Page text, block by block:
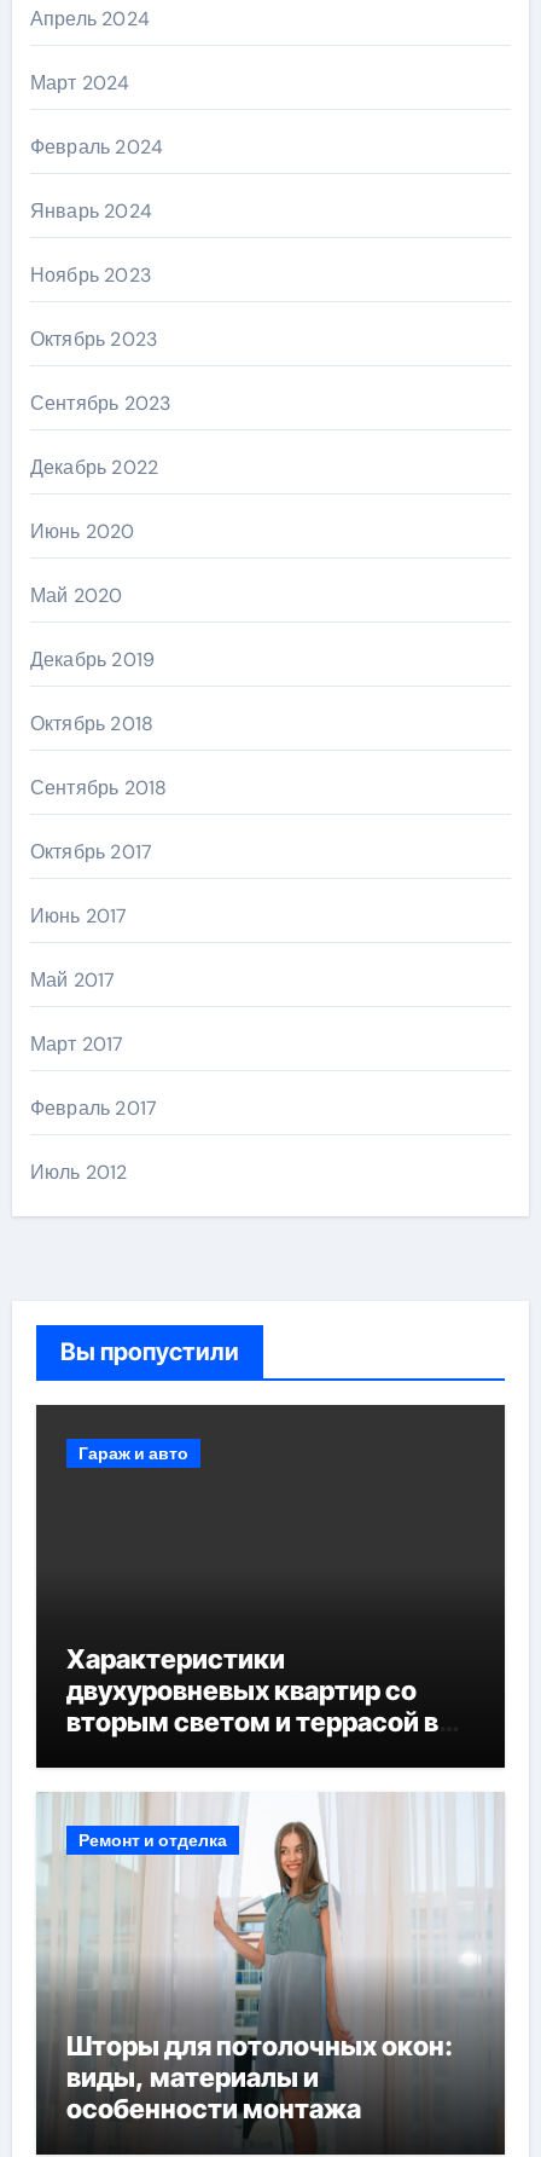
Апрель 2024
Март 2024
Февраль 2024
Январь 2024
Ноябрь 2023
Октябрь 2023
Сентябрь 2023
Декабрь 2022
Июнь 2020
Май 2020
Декабрь 2019
Октябрь 2018
Сентябрь 2018
Октябрь 2017
Июнь 2017
Май 2017
Март 2017
Февраль 2017
Июль 2012
Вы пропустили
Гараж и авто
Характеристики
двухуровневых квартир со
вторым светом и террасой в
Ремонт и отделка
Шторы для потолочных окон:
виды, материалы и
особенности монтажа